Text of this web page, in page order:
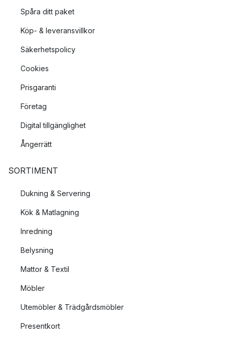
Spåra ditt paket
Köp- & leveransvillkor
Säkerhetspolicy
Cookies
Prisgaranti
Företag
Digital tillgänglighet
Ångerrätt
SORTIMENT
Dukning & Servering
Kök & Matlagning
Inredning
Belysning
Mattor & Textil
Möbler
Utemöbler & Trädgårdsmöbler
Presentkort